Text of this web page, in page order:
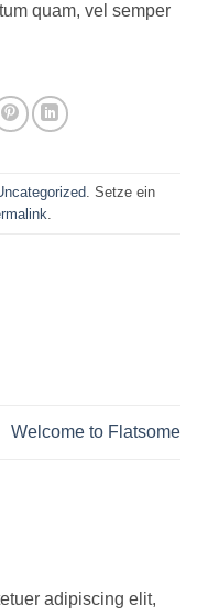
quam, vel semper
. Setze ein
Welcome to Flatsome
adipiscing elit,